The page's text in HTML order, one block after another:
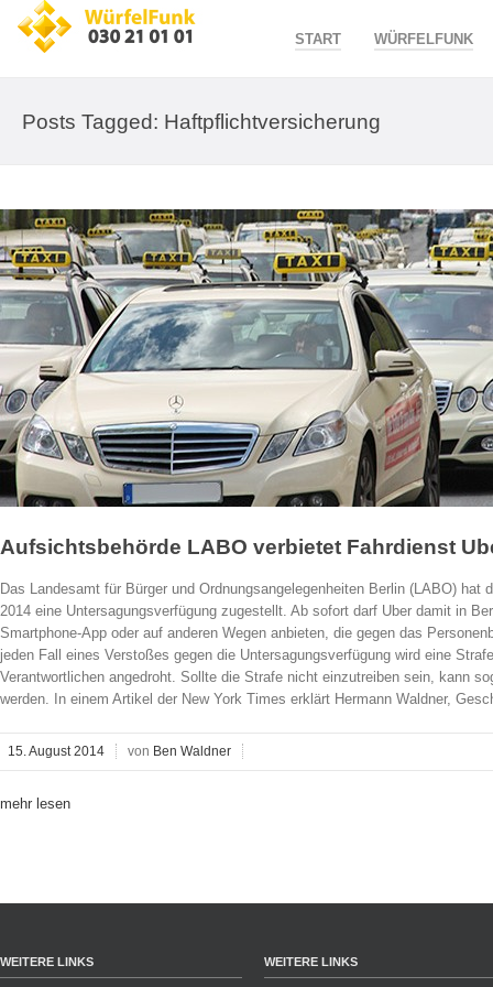
START WÜRFELFUNK
Posts Tagged: Haftpflichtversicherung
Aufsichtsbehörde LABO verbietet Fahrdienst
Das Landesamt für Bürger und Ordnungsangelegenheiten Berlin (LABO) hat
2014 eine Untersagungsverfügung zugestellt. Ab sofort darf Uber damit in
Smartphone-App oder auf anderen Wegen anbieten, die gegen das
jeden Fall eines Verstoßes gegen die Untersagungsverfügung wird eine
Verantwortlichen angedroht. Sollte die Strafe nicht einzutreiben sein, kann
werden. In einem Artikel der New York Times erklärt Hermann Waldner,
15. August 2014 von Ben Waldner
mehr lesen
WEITERE LINKS WEITERE LINKS